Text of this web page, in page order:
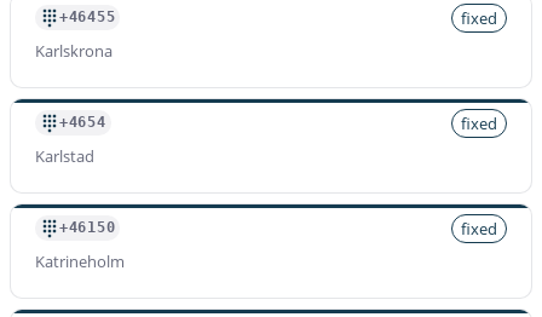
+46455
fixed
Karlskrona
+4654
fixed
Karlstad
+46150
fixed
Katrineholm